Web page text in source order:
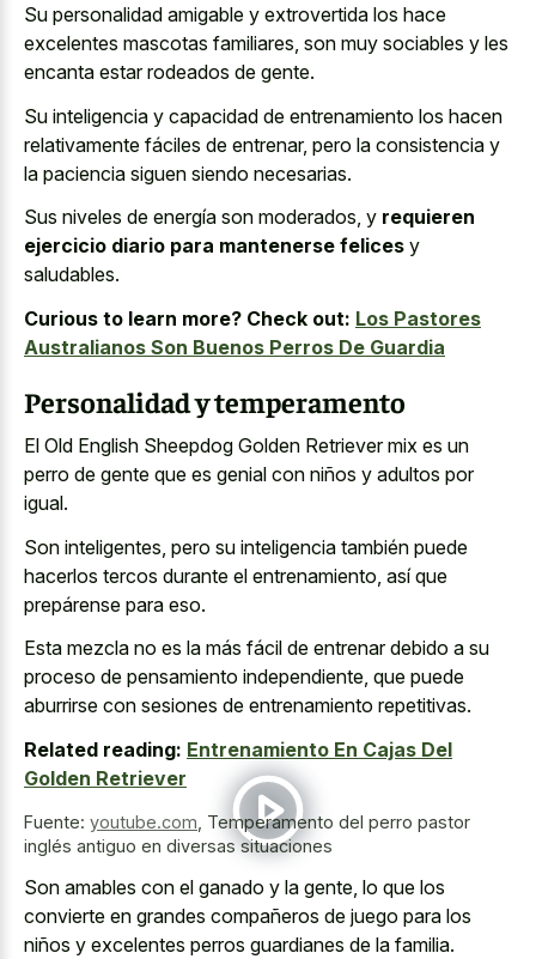
Su personalidad amigable y extrovertida los hace
excelentes mascotas familiares, son muy sociables y les
encanta estar rodeados de gente.
Su inteligencia y capacidad de entrenamiento los hacen
relativamente fáciles de entrenar, pero la consistencia y
la paciencia siguen siendo necesarias.
Sus niveles de energía son moderados, y requieren
ejercicio diario para mantenerse felices y
saludables.
Curious to learn more? Check out: Los Pastores
Australianos Son Buenos Perros De Guardia
Personalidad y temperamento
El Old English Sheepdog Golden Retriever mix es un
perro de gente que es genial con niños y adultos por
igual.
Son inteligentes, pero su inteligencia también puede
hacerlos tercos durante el entrenamiento, así que
prepárense para eso.
Esta mezcla no es la más fácil de entrenar debido a su
proceso de pensamiento independiente, que puede
aburrirse con sesiones de entrenamiento repetitivas.
Related reading: Entrenamiento En Cajas Del
Golden Retriever
Fuente: youtube.com Temperamento del perro pastor
inglés antiguo en diversas situaciones
Son amables con el ganado y la gente, lo que los
convierte en grandes compañeros de juego para los
niños y excelentes perros guardianes de la familia.